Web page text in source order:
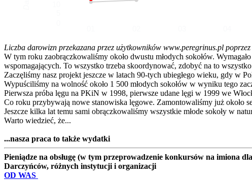
Liczba darowizn przekazana przez użytkowników www.peregrinus.pl
W tym roku zaobrączkowaliśmy około dwustu młodych sokołów.
wspomagających. To wszystko trzeba skoordynować, zdobyć na to
Zaczęliśmy nasz projekt jeszcze w latach 90-tych ubiegłego wieku, gdy w
Wypuściliśmy na wolność około 1 500 młodych sokołów w wyniku tego
Pierwsza próba lęgu na PKiN w 1998, pierwsze udane lęgi w 1999 we
Co roku przybywają nowe stanowiska lęgowe. Zamontowaliśmy już około
Jeszcze kilka lat temu sami obrączkowaliśmy wszystkie młode sokoły w
Warto wiedzieć, że...
...nasza praca to także wydatki
Pieniądze na obsługę (w tym przeprowadzenie konkursów na imiona
Darczyńców, różnych instytucji i organizacji
OD WAS